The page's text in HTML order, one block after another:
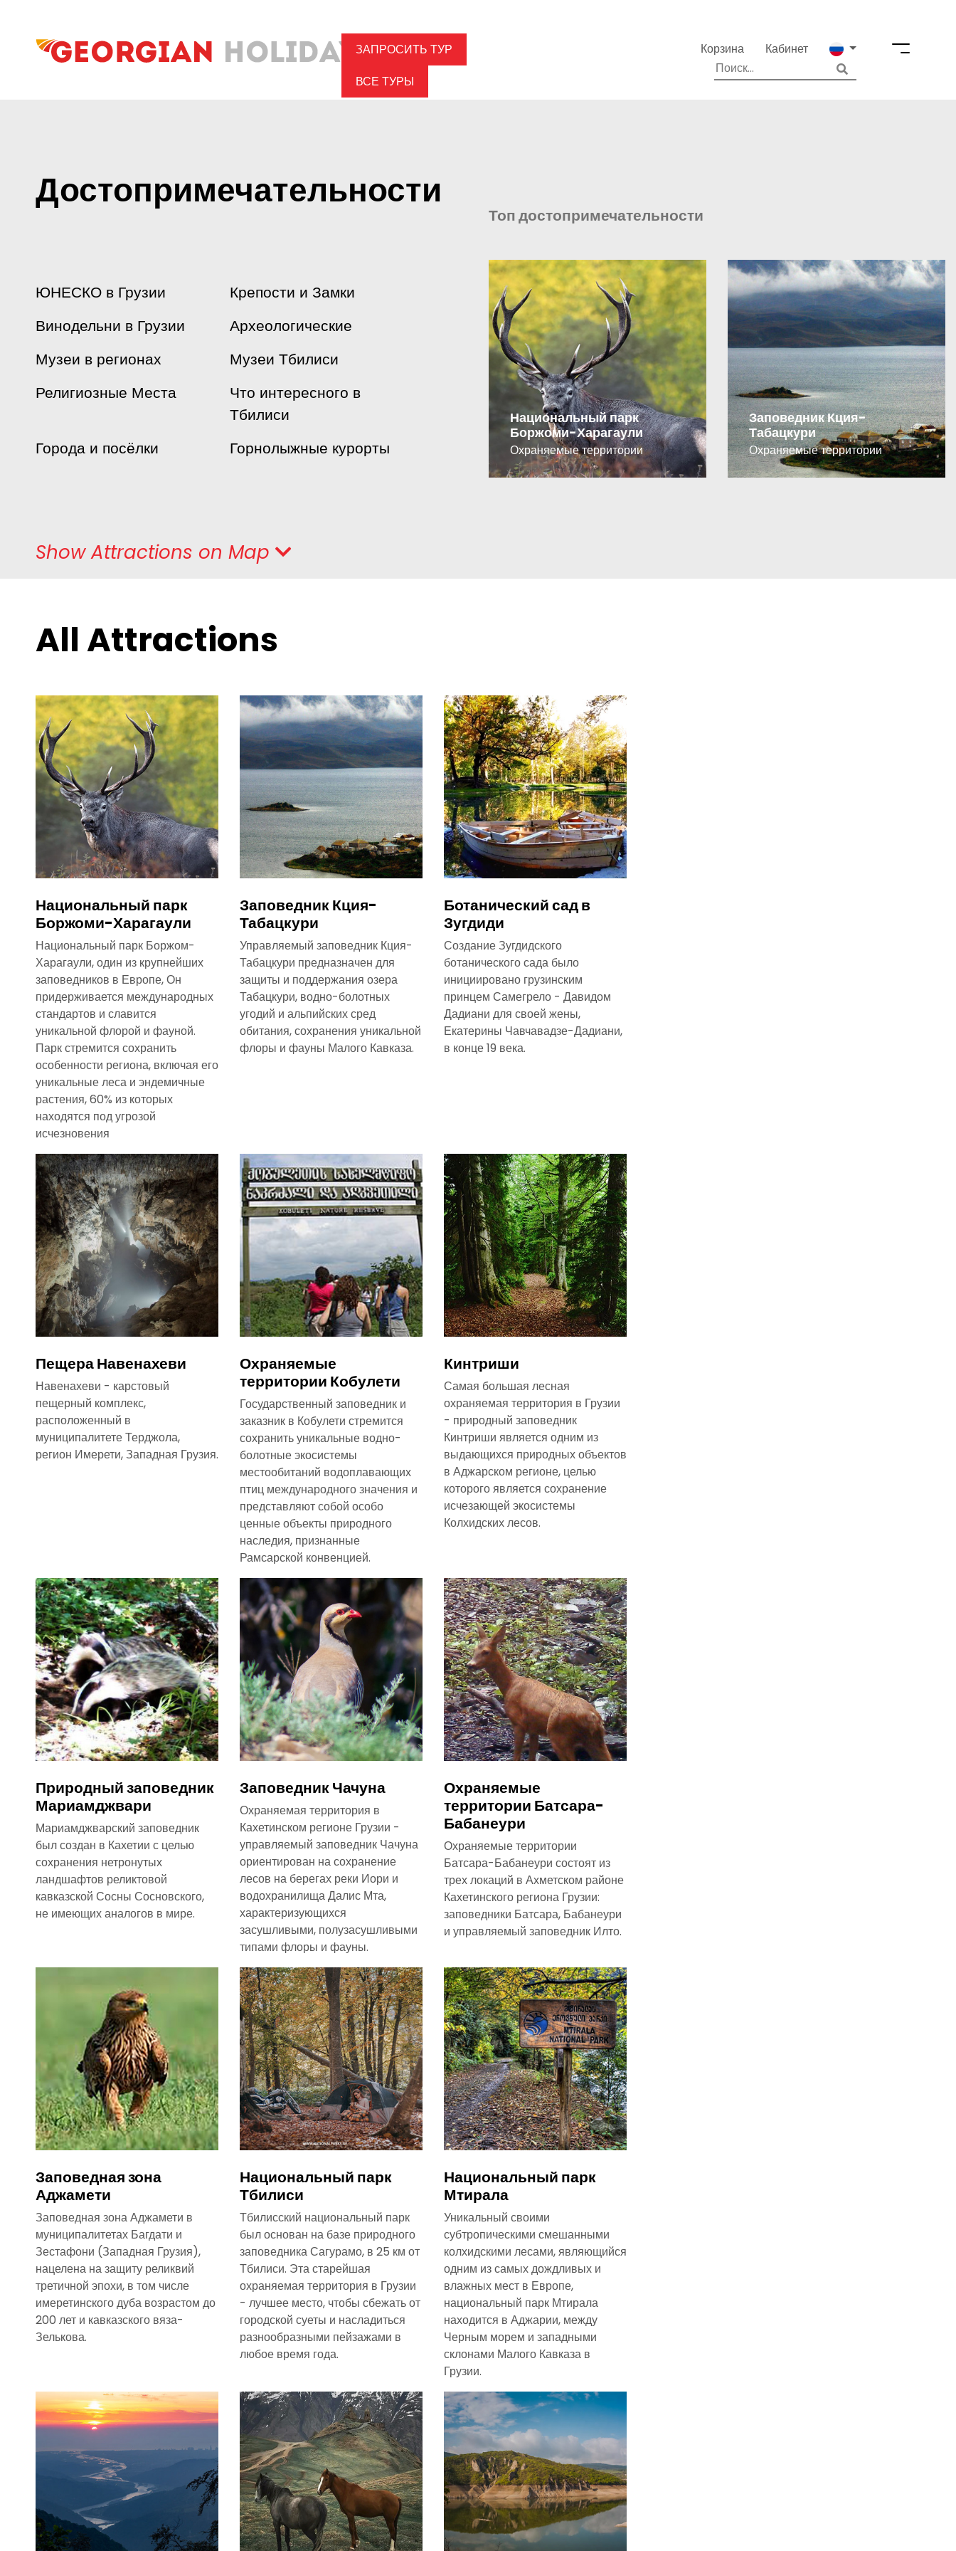
ЗАПРОСИТЬ ТУР
ВСЕ ТУРЫ
Кабинет
Корзина
Достопримечательности
ЮНЕСКО в Грузии
Крепости и Замки
Винодельни в Грузии
Археологические
Музеи в регионах
Музеи Тбилиси
Религиозные Места
Что интересного в
Тбилиси
Города и посёлки
Горнолыжные курорты
Топ достопримечательности
Национальный парк
Боржоми-Харагаули
Охраняемые территории
Заповедник Кция-
Табацкури
Охраняемые территории
ShowAttractions on Map
All Attractions
Национальный парк
Боржоми-Харагаули
Национальный парк Боржом-
Харагаули, один из крупнейших
заповедников в Европе, Он
придерживается международных
стандартов и славится
уникальной флорой и фауной.
Парк стремится сохранить
особенности региона, включая его
уникальные леса и эндемичные
растения, 60% из которых
находятся под угрозой
исчезновения
Заповедник Кция-
Табацкури
Управляемый заповедник Кция-
Табацкури предназначен для
защиты и поддержания озера
Табацкури, водно-болотных
угодий и альпийских сред
обитания, сохранения уникальной
флоры и фауны Малого Кавказа.
Ботанический сад в
Зугдиди
Создание Зугдидского
ботанического сада было
инициировано грузинским
принцем Самегрело - Давидом
Дадиани для своей жены,
Екатерины Чавчавадзе-Дадиани,
в конце 19 века.
Пещера Навенахеви
Навенахеви - карстовый
пещерный комплекс,
расположенный в
муниципалитете Терджола,
регион Имерети, Западная Грузия.
Охраняемые
территории Кобулети
Государственный заповедник и
заказник в Кобулети стремится
сохранить уникальные водно-
болотные экосистемы
местообитаний водоплавающих
птиц международного значения и
представляют собой особо
ценные объекты природного
наследия, признанные
Рамсарской конвенцией.
Кинтриши
Самая большая лесная
охраняемая территория в Грузии
- природный заповедник
Кинтриши является одним из
выдающихся природных объектов
в Аджарском регионе, целью
которого является сохранение
исчезающей экосистемы
Колхидских лесов.
Природный заповедник
Мариамджвари
Мариамджварский заповедник
был создан в Кахетии с целью
сохранения нетронутых
ландшафтов реликтовой
кавказской Сосны Сосновского,
не имеющих аналогов в мире.
Заповедник Чачуна
Охраняемая территория в
Кахетинском регионе Грузии -
управляемый заповедник Чачуна
ориентирован на сохранение
лесов на берегах реки Иори и
водохранилища Далис Мта,
характеризующихся
засушливыми, полузасушливыми
типами флоры и фауны.
Охраняемые
территории Батсара-
Бабанеури
Охраняемые территории
Батсара-Бабанеури состоят из
трех локаций в Ахметском районе
Кахетинского региона Грузии:
заповедники Батсара, Бабанеури
и управляемый заповедник Илто.
Заповедная зона
Аджамети
Заповедная зона Аджамети в
муниципалитетах Багдати и
Зестафони (Западная Грузия),
нацелена на защиту реликвий
третичной эпохи, в том числе
имеретинского дуба возрастом до
200 лет и кавказского вяза-
Зелькова.
Национальный парк
Тбилиси
Тбилисский национальный парк
был основан на базе природного
заповедника Сагурамо, в 25 км от
Тбилиси. Эта старейшая
охраняемая территория в Грузии
- лучшее место, чтобы сбежать от
городской суеты и насладиться
разнообразными пейзажами в
любое время года.
Национальный парк
Мтирала
Уникальный своими
субтропическими смешанными
колхидскими лесами, являющийся
одним из самых дождливых и
влажных мест в Европе,
национальный парк Мтирала
находится в Аджарии, между
Черным морем и западными
склонами Малого Кавказа в
Грузии.